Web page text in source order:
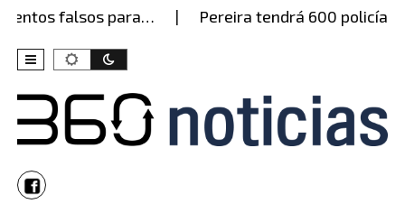
falsos para… Pereira tendrá 600 policías